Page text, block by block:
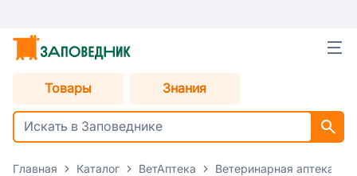
Товары Знания
Главная Каталог ВетАптека Ветеринарная аптека